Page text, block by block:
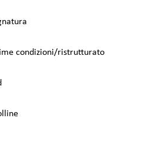
condizioni/ristrutturato